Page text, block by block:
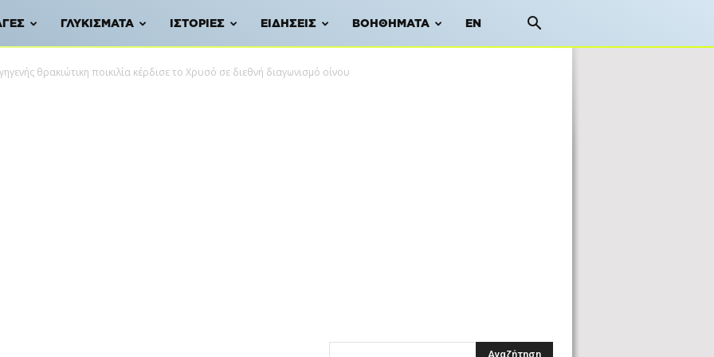
ΓΛΥΚΊΣΜΑΤΑ ΙΣΤΟΡΊΕΣ ΕΙΔΉΣΕΙΣ ΒΟΗΘΉΜΑΤΑ EN
θρακιώτικη ποικιλία κέρδισε το Χρυσό σε διεθνή διαγωνισμό οίνου